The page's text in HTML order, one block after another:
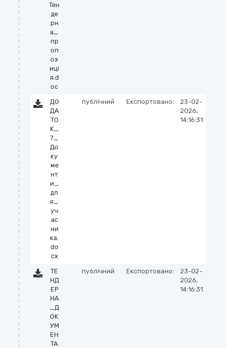
Тен
де
рн
а_
пр
оп
оз
иці
я.d
oc
ДО
ДА
ТО
К_
7_
До
ку
ме
нт
и_
дл
я_
уч
ас
ни
ка.
do
cx
публічний Експортовано:
23-02-
2026,
14:16:31
ТЕ
НД
ЕР
НА
_Д
ОК
УМ
ЕН
ТА
публічний Експортовано:
23-02-
2026,
14:16:31